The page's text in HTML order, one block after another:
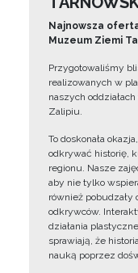
Najnowsza
Muzeum Ziemi
Przygotowaliśmy
realizowanych w
naszych
Zalipiu.
To doskonała
odkrywać historię,
regionu. Nasze
aby nie tylko
również pobudzały
odkrywców.
działania
sprawiają, że
nauką poprzez